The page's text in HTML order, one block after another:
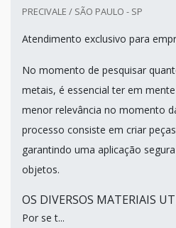
PRECIVALE / SÃO PAULO - SP
Atendimento exclusivo para
No momento de pesquisar
metais, é essencial ter em
menor relevância no momento
processo consiste em criar
garantindo uma aplicação
objetos.
OS DIVERSOS MATERIAIS
Por se t...